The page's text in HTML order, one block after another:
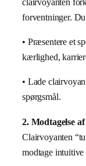
forventninger.
• Præsentere et
kærlighed,
• Lade
spørgsmål.
2. Modtagelse
Clairvoyanten
modtage